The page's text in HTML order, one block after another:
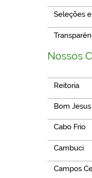
Seleções
Nossos
Reitoria
Bom
Cabo Frio
Cambuci
Campos